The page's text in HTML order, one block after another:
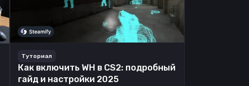
Туториал
Как включить WH в CS2: подробный
гайд и настройки 2025